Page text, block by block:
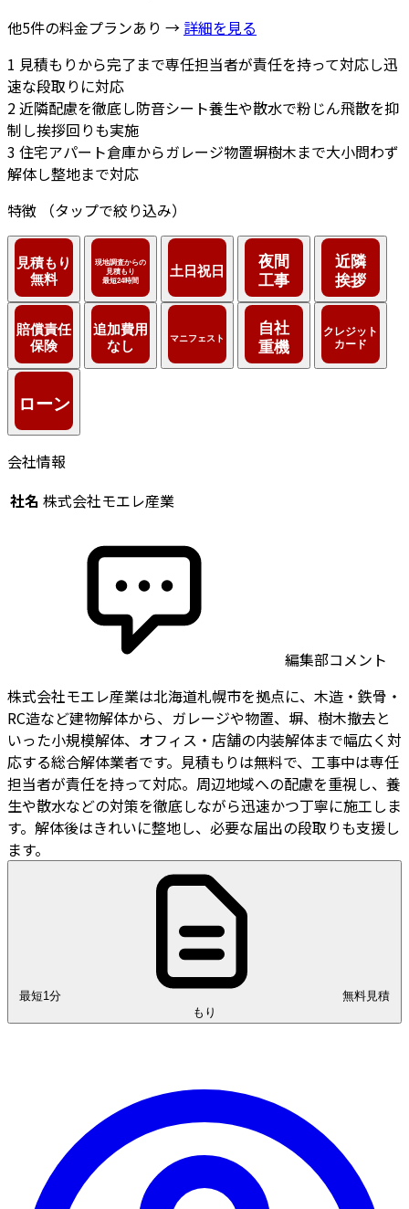
他5件の料金プランあり → 詳細を見る
1 見積もりから完了まで専任担当者が責任を持って対応し迅
速な段取りに対応
2近隣配慮を徹底し防音シート養生や散水で粉じん飛散を抑
制し挨拶回りも実施
3 住宅アパート倉庫からガレージ物置塀樹木まで大小問わず
解体し整地まで対応
特徴
（タップで絞り込み）
会社情報
社名 株式会社モエレ産業
編集部コメント
株式会社モエレ産業は北海道札幌市を拠点に、木造・鉄骨・
RC造など建物解体から、ガレージや物置、塀、樹木撤去と
いった小規模解体、オフィス・店舗の内装解体まで幅広く対
応する総合解体業者です。見積もりは無料で、工事中は専任
担当者が責任を持って対応。周辺地域への配慮を重視し、養
生や散水などの対策を徹底しながら迅速かつ丁寧に施工しま
す。解体後はきれいに整地し、必要な届出の段取りも支援し
ます。
最短1分
もり